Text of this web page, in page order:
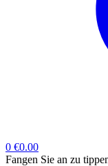
0 €0.00
Fangen Sie an zu